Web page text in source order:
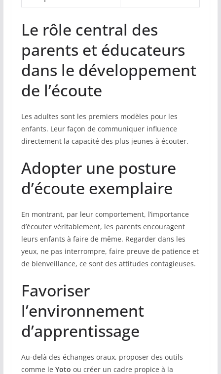
Le rôle central des
parents et éducateurs
dans le développement
de l’écoute
Les adultes sont les premiers modèles pour les
enfants. Leur façon de communiquer influence
directement la capacité des plus jeunes à écouter.
Adopter une posture
d’écoute exemplaire
En montrant, par leur comportement, l’importance
d’écouter véritablement, les parents encouragent
leurs enfants à faire de même. Regarder dans les
yeux, ne pas interrompre, faire preuve de patience et
de bienveillance, ce sont des attitudes contagieuses.
Favoriser
l’environnement
d’apprentissage
Au-delà des échanges oraux, proposer des outils
comme le Yoto ou créer un cadre propice à la